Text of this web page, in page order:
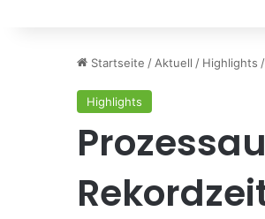
Startseite / Aktuell / Highlights /
Highlights